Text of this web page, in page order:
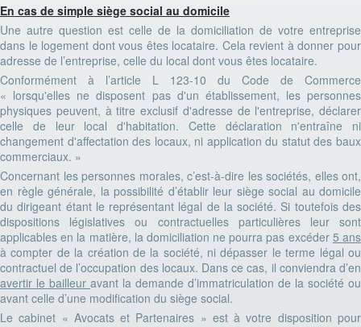
En cas de simple siège social au domicile
Une autre question est celle de la domiciliation de votre entreprise
dans le logement dont vous êtes locataire. Cela revient à donner pour
adresse de l’entreprise, celle du local dont vous êtes locataire.
Conformément à l’article L 123-10 du Code de Commerce
« lorsqu'elles ne disposent pas d'un établissement, les personnes
physiques peuvent, à titre exclusif d'adresse de l'entreprise, déclarer
celle de leur local d'habitation. Cette déclaration n'entraîne ni
changement d'affectation des locaux, ni application du statut des baux
commerciaux. »
Concernant les personnes morales, c’est-à-dire les sociétés, elles ont,
en règle générale, la possibilité d’établir leur siège social au domicile
du dirigeant étant le représentant légal de la société. Si toutefois des
dispositions législatives ou contractuelles particulières leur sont
applicables en la matière, la domiciliation ne pourra pas excéder 5 ans
à compter de la création de la société, ni dépasser le terme légal ou
contractuel de l’occupation des locaux. Dans ce cas, il conviendra d’en
avertir le bailleur avant la demande d’immatriculation de la société ou
avant celle d’une modification du siège social.
Le cabinet « Avocats et Partenaires » est à votre disposition pour